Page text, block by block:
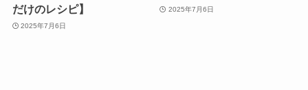
だけのレシピ】
2025年7月6日
2025年7月6日